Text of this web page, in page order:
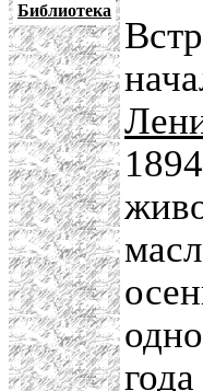
Библиотека